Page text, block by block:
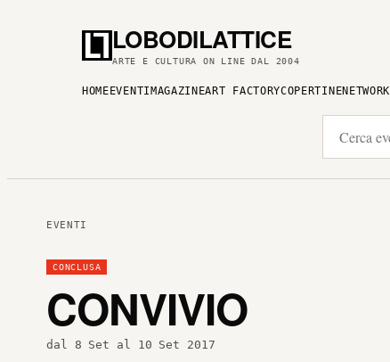
LOBODILATTICE
ARTE E CULTURA ON LINE DAL 2004
HOME EVENTI MAGAZINEART FACTORYCOPERTINENETWORK
EVENTI
CONCLUSA
CONVIVIO
dal 8 Set al 10 Set 2017